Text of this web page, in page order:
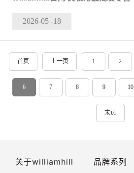
2026-05 -18
首页 上一页 1 2
6 7 8 9 10
末页
关于williamhill 品牌系列